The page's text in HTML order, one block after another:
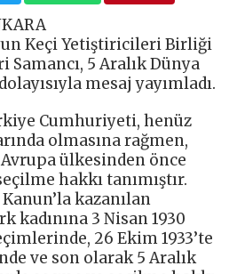
Keçi Yetiştiricileri Birliği
Samancı, 5 Aralık Dünya
mesaj yayımladı.
Cumhuriyeti, henüz
olmasına rağmen,
Avrupa ülkesinden önce
hakkı tanımıştır.
kazanılan
kadınına 3 Nisan 1930
26 Ekim 1933’te
ve son olarak 5 Aralık